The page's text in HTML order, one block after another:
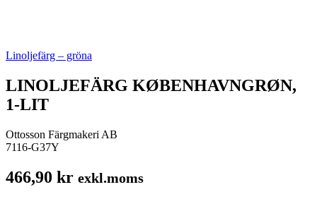
Linoljefärg – gröna
LINOLJEFÄRG KØBENHAVNGRØN,
1-LIT
Ottosson Färgmakeri AB
7116-G37Y
466,90 kr exkl.moms